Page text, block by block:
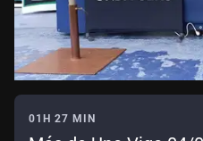
01H 27 MIN